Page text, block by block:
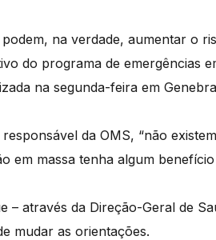
podem, na verdade, aumentar o
do programa de emergências
na segunda-feira em
da OMS, “não
em massa tenha algum benefício
– através da Direção-Geral de
mudar as orientações.